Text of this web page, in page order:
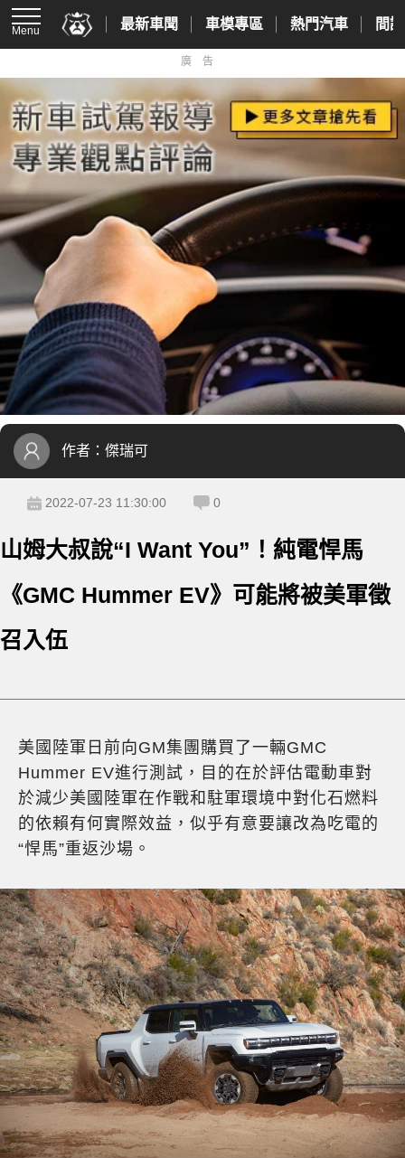
Menu 最新車聞 車模專區 熱門汽車 間
廣告
作者： 傑瑞可
2022-07-23 11:30:00 0
山姆大叔說“I Want You”！純電悍馬
《GMC Hummer EV》可能將被美軍徵
召入伍
美國陸軍日前向GM集團購買了一輛GMC
Hummer EV進行測試，目的在於評估電動車對
於減少美國陸軍在作戰和駐軍環境中對化石燃料
的依賴有何實際效益，似乎有意要讓改為吃電的
“悍馬”重返沙場。